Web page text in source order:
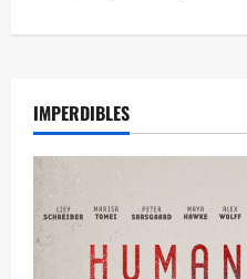
IMPERDIBLES